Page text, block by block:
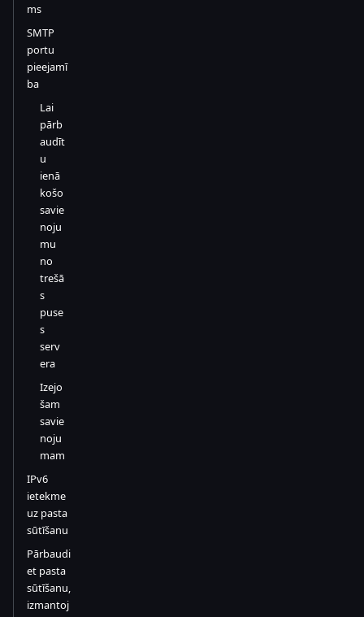
ms
SMTP
portu
pieejamī
ba
Lai
pārb
audīt
u
ienā
košo
savie
noju
mu
no
trešā
s
puse
s
serv
era
Izejo
šam
savie
noju
mam
IPv6
ietekme
uz pasta
sūtīšanu
Pārbaudi
et pasta
sūtīšanu,
izmantoj